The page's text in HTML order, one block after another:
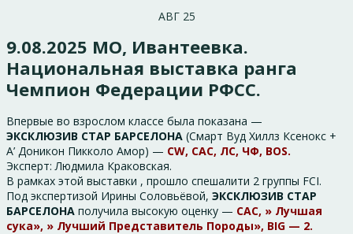
АВГ 25
9.08.2025 МО, Ивантеевка.
Национальная выставка ранга
Чемпион Федерации РФСС.
Впервые во взрослом классе была показана —
ЭКСКЛЮЗИВ СТАР БАРСЕЛОНА (Смарт Вуд Хиллз Ксенокс +
А’ Доникон Пикколо Амор) — CW, CAC, ЛС, ЧФ, BOS.
Эксперт: Людмила Краковская.
В рамках этой выставки , прошло спешалити 2 группы FCI.
Под экспертизой Ирины Соловьёвой, ЭКСКЛЮЗИВ СТАР
БАРСЕЛОНА получила высокую оценку — САС, » Лучшая
сука», » Лучший Представитель Породы», BIG — 2.